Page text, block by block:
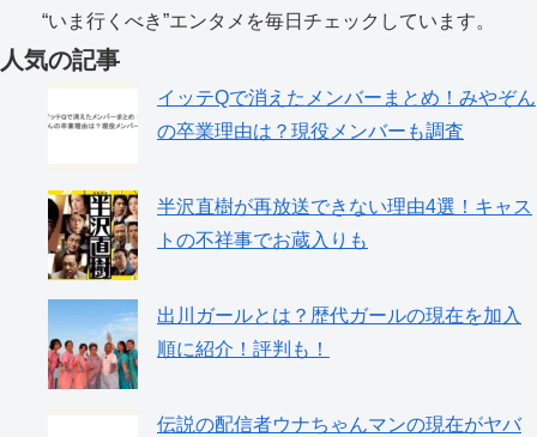
“いま行くべき”エンタメを毎日チェックしています。
人気の記事
イッテQで消えたメンバーまとめ！みやぞん
の卒業理由は？現役メンバーも調査
半沢直樹が再放送できない理由4選！キャス
トの不祥事でお蔵入りも
出川ガールとは？歴代ガールの現在を加入
順に紹介！評判も！
伝説の配信者ウナちゃんマンの現在がヤバ